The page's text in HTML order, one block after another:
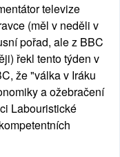
televize
(měl v neděli v
pořad, ale z BBC
řekl tento týden v
že "válka v Iráku
a ožebračení
Labouristické